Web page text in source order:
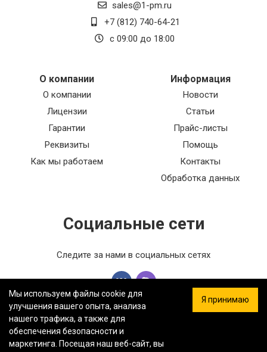
sales@1-pm.ru
+7 (812) 740-64-21
с 09:00 до 18:00
О компании
О компании
Лицензии
Гарантии
Реквизиты
Как мы работаем
Информация
Новости
Статьи
Прайс-листы
Помощь
Контакты
Обработка данных
Социальные сети
Следите за нами в социальных сетях
ООО «ФЕРСТ МАСТЕР» — Информация на сайте не является
Мы используем файлы cookie для
улучшения вашего опыта, анализа
нашего трафика, а также для
обеспечения безопасности и
маркетинга. Посещая наш веб-сайт, вы
Я принимаю